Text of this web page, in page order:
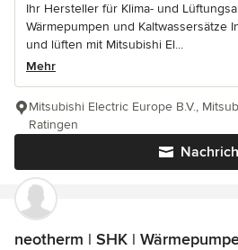
Ihr Hersteller für Klima- und
Wärmepumpen und Kaltwassersätze
und lüften mit Mitsubishi El...
Mehr
Mitsubishi Electric Europe B.V.,
Ratingen
neotherm | SHK |